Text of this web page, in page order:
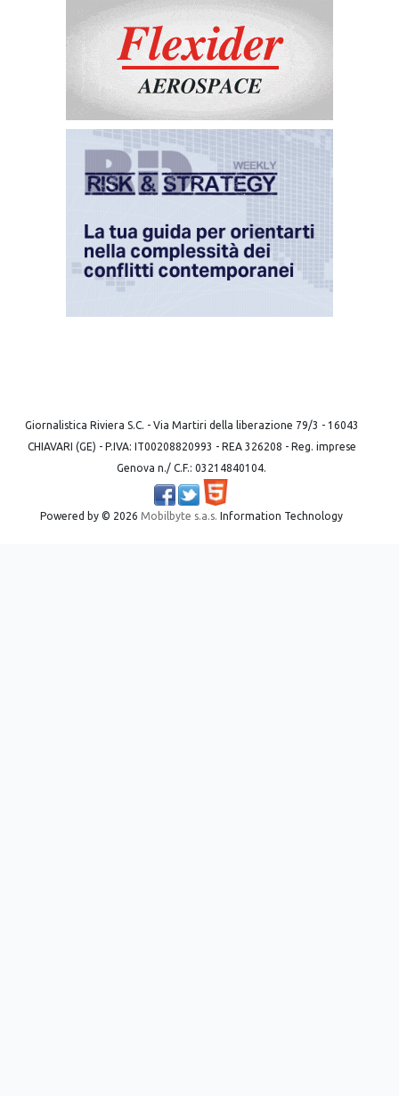
Giornalistica Riviera S.C. - Via Martiri della liberazione 79/3 - 16043
CHIAVARI (GE) - P.IVA: IT00208820993 - REA 326208 - Reg. imprese
Genova n./ C.F.: 03214840104.
Powered by © 2026 Mobilbyte s.a.s. Information Technology